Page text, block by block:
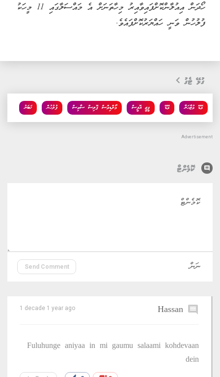
ހޯދަން އިއުލާންކޮށްފައިވާއިރު މިހާތަނަށް އެ މައްސަލާގައި 11 މީހަކު
ފުލުހުން ވަނީ ހައްޔަރުކޮށްފައެވެ.
ގުޅޭ ޓެގު
ޚަބަރު ފުލުހުން މޯލްޑިވްސް ޕޮލިސް ސާވިސް ޕީޖީ އޮފީސް މޭޑޭ މޭޑޭ މުޒާހަރާ
comment ކޮމެންޓް
Send Comment
comment
Hassan
1 decade 1 year ago
Fuluhunge aniyaa in mi gaumu salaami kohdevaan
dein